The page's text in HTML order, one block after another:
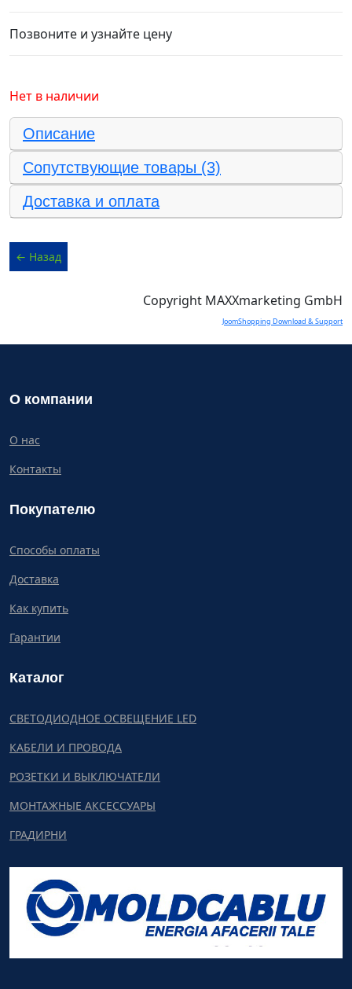
Позвоните и узнайте цену
Нет в наличии
Описание
Сопутствующие товары (3)
Доставка и оплата
Copyright MAXXmarketing GmbH
JoomShopping Download & Support
О компании
О нас
Контакты
Покупателю
Способы оплаты
Доставка
Как купить
Гарантии
Каталог
СВЕТОДИОДНОЕ ОСВЕЩЕНИЕ LED
КАБЕЛИ И ПРОВОДА
РОЗЕТКИ И ВЫКЛЮЧАТЕЛИ
МОНТАЖНЫЕ АКСЕССУАРЫ
ГРАДИРНИ